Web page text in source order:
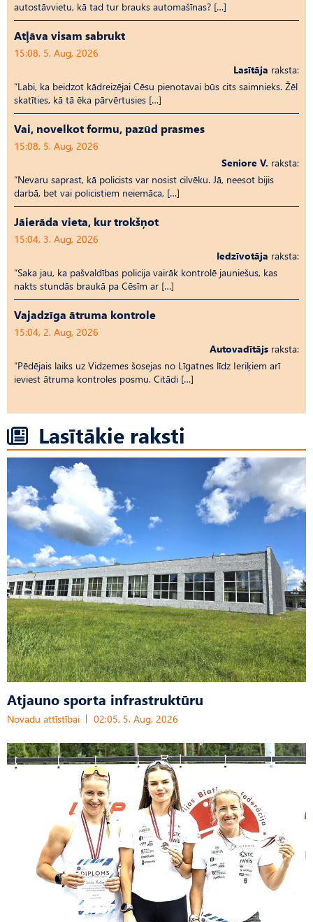
autostāvvietu, kā tad tur brauks automašīnas? […]
Atļāva visam sabrukt
15:08, 5. Aug, 2026
Lasītāja raksta:
“Labi, ka beidzot kādreizējai Cēsu pienotavai būs cits saimnieks. Žēl
skatīties, kā tā ēka pārvērtusies […]
Vai, novelkot formu, pazūd prasmes
15:08, 5. Aug, 2026
Seniore V. raksta:
“Nevaru saprast, kā policists var nosist cilvēku. Jā, neesot bijis
darbā, bet vai policistiem neiemāca, […]
Jāierāda vieta, kur trokšņot
15:04, 3. Aug, 2026
Iedzīvotāja raksta:
“Saka jau, ka pašvaldības policija vairāk kontrolē jauniešus, kas
nakts stundās braukā pa Cēsīm ar […]
Vajadzīga ātruma kontrole
15:04, 2. Aug, 2026
Autovadītājs raksta:
“Pēdējais laiks uz Vid­ze­mes šosejas no Līgatnes līdz Ieriķiem arī
ieviest ātruma kontroles posmu. Citādi […]
Lasītākie raksti
Atjauno sporta infrastruktūru
Novadu attīstībai 02:05, 5. Aug, 2026